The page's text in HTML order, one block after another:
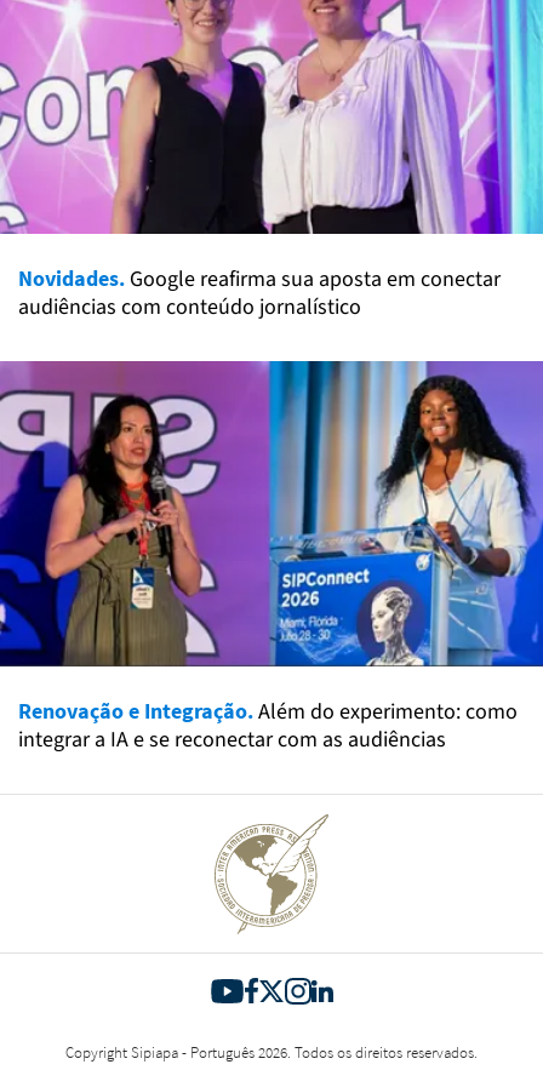
Novidades. Google reafirma sua aposta em conectar
audiências com conteúdo jornalístico
Renovação e Integração.Além do experimento: como
integrar a IA e se reconectar com as audiências
Copyright Sipiapa - Português 2026. Todos os direitos reservados.